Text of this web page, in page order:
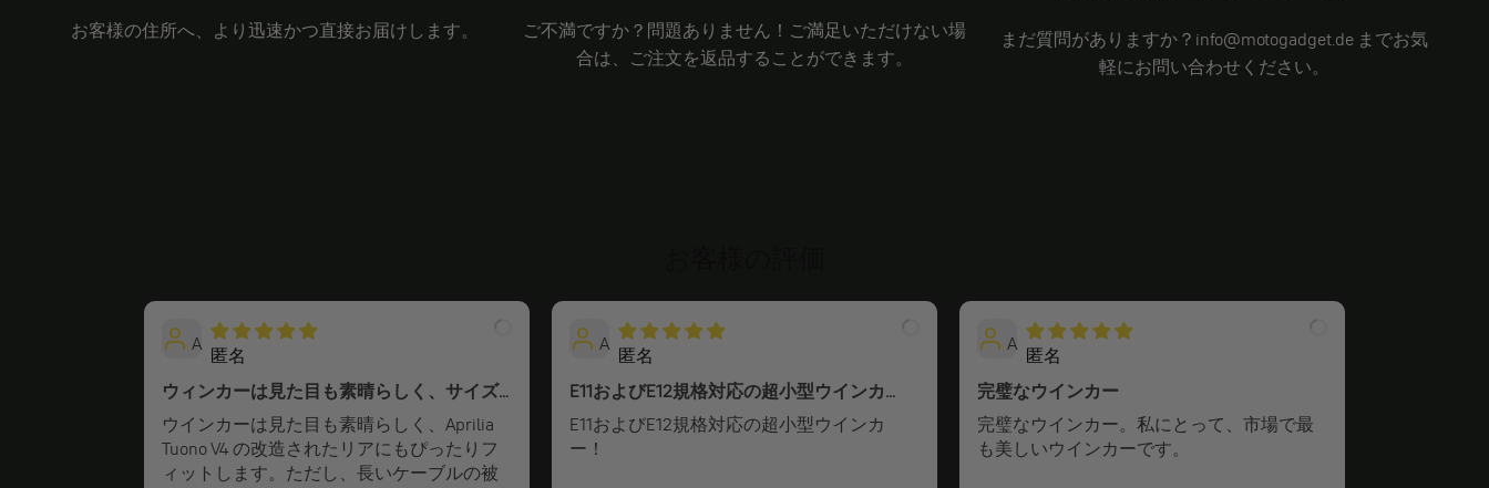
お客様の住所へ、より迅速かつ直接お届けします。
ご不満ですか？問題ありません！ご満足いただけない場
合は、ご注文を返品することができます。
まだ質問がありますか？info@motogadget.de までお気
軽にお問い合わせください。
A 匿名
ウィンカーは見た目も素晴らしく、サイズ
もぴったりです。
ウインカーは見た目も素晴らしく、Aprilia
Tuono V4 の改造されたリアにもぴったりフ
ィットします。ただし、長いケーブルの被
A 匿名
E11およびE12規格対応の超小型ウインカ
ー！
E11およびE12規格対応の超小型ウインカ
ー！
A 匿名
完璧なウインカー
完璧なウインカー。私にとって、市場で最
も美しいウインカーです。